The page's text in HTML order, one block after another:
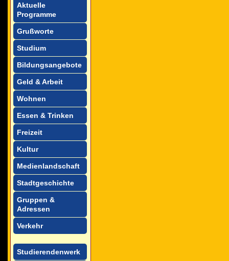
Aktuelle
Programme
Grußworte
Studium
Bildungsangebote
Geld & Arbeit
Wohnen
Essen & Trinken
Freizeit
Kultur
Medienlandschaft
Stadtgeschichte
Gruppen &
Adressen
Verkehr
Studierendenwerk